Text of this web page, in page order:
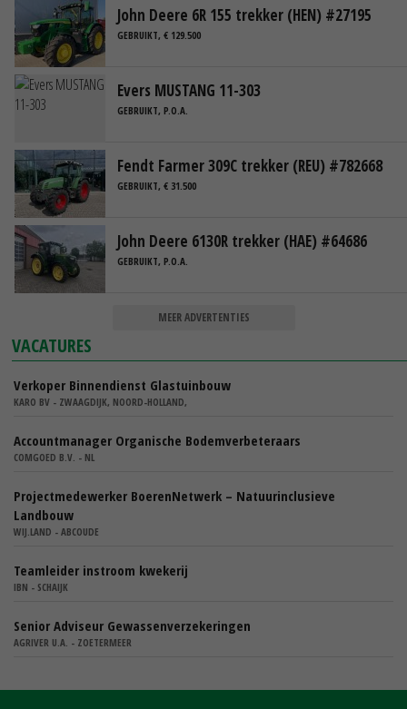
John Deere 6R 155 trekker (HEN) #27195
GEBRUIKT, € 129.500
Evers MUSTANG 11-303
GEBRUIKT, P.O.A.
Fendt Farmer 309C trekker (REU) #782668
GEBRUIKT, € 31.500
John Deere 6130R trekker (HAE) #64686
GEBRUIKT, P.O.A.
MEER ADVERTENTIES
VACATURES
Verkoper Binnendienst Glastuinbouw
KARO BV - ZWAAGDIJK, NOORD-HOLLAND,
Accountmanager Organische Bodemverbeteraars
COMGOED B.V. - NL
Projectmedewerker BoerenNetwerk – Natuurinclusieve
Landbouw
WIJ.LAND - ABCOUDE
Teamleider instroom kwekerij
IBN - SCHAIJK
Senior Adviseur Gewassenverzekeringen
AGRIVER U.A. - ZOETERMEER